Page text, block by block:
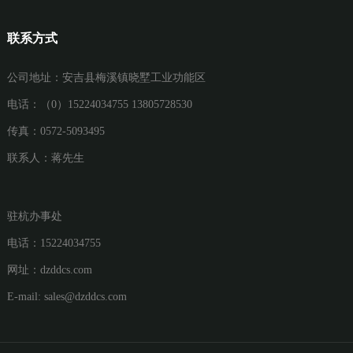
联系方式
公司地址：安吉县梅溪镇晓墅工业功能区
电话：（0）15224034755 13805728530
传真：0572-5093495
联系人：蒋先生
驻杭办事处
电话：15224034755
网址： dzddcs.com
E-mail: sales@dzddcs.com